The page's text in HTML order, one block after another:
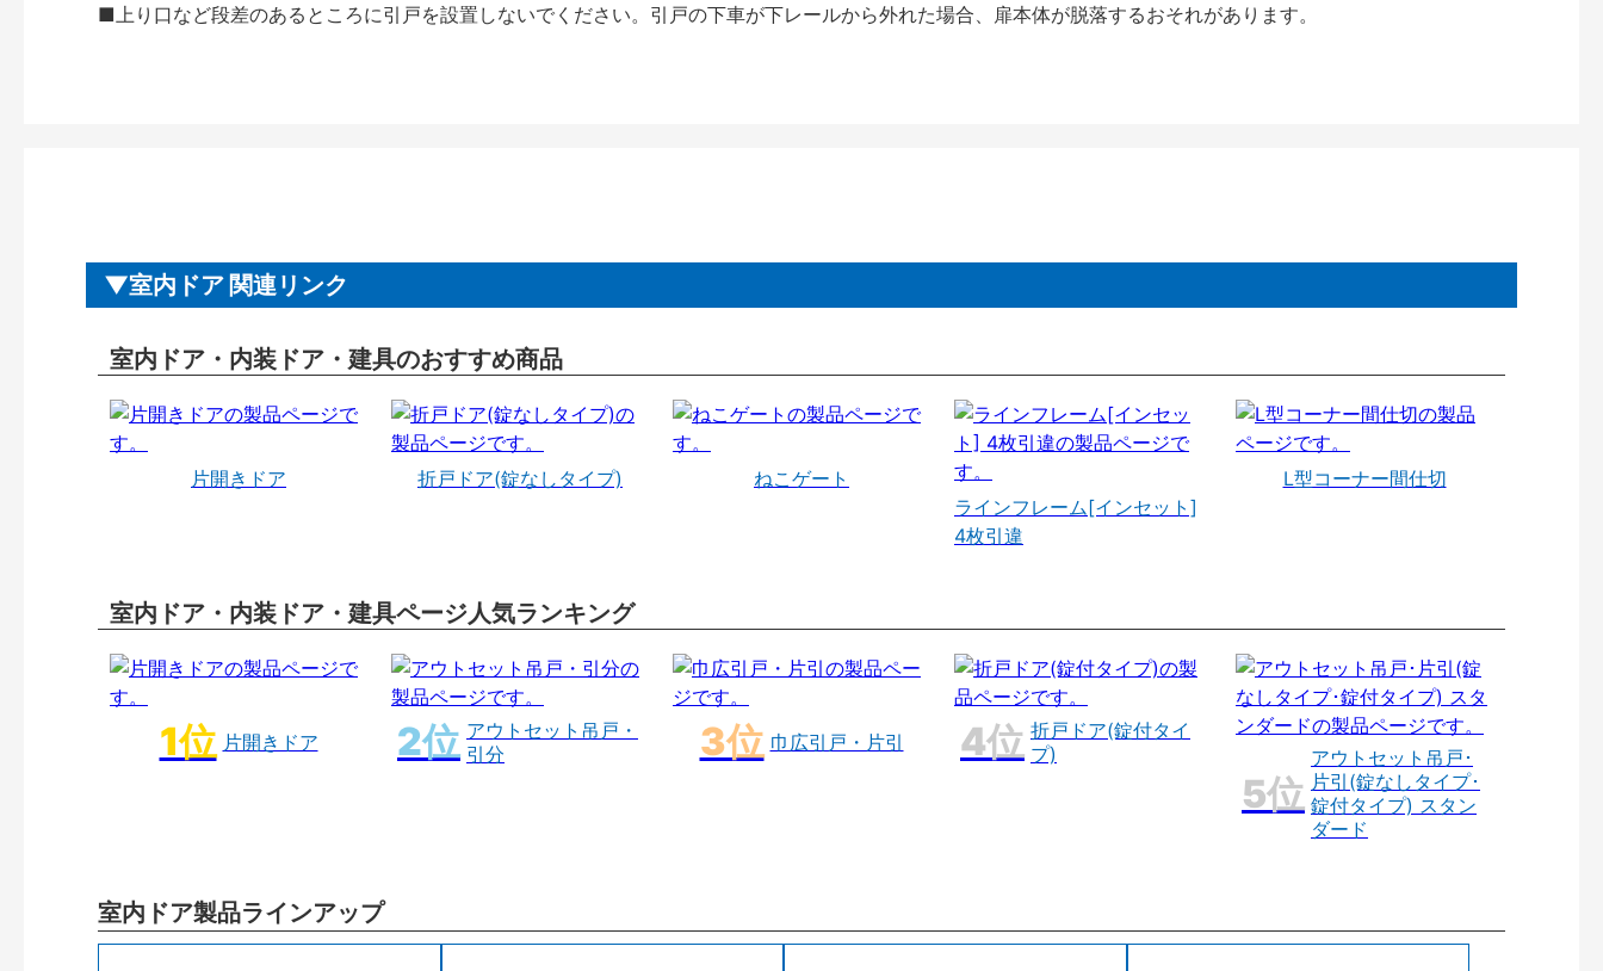
■上り口など段差のあるところに引戸を設置しないでください。引戸の下車が下レールから外れた場合、扉本体が脱落するおそれがあります。
室内ドア 関連リンク
室内ドア・内装ドア・建具のおすすめ商品
片開きドア 折戸ドア(錠なしタイプ)
ねこゲート
ラインフレーム[インセット]
4枚引違
L型コーナー間仕切
室内ドア・内装ドア・建具ページ人気ランキング
片開きドア
アウトセット吊戸・
引分
巾広引戸・片引
折戸ドア(錠付タイ
プ)
アウトセット吊戸･
片引(錠なしタイプ･
錠付タイプ) スタン
ダード
室内ドア製品ラインアップ